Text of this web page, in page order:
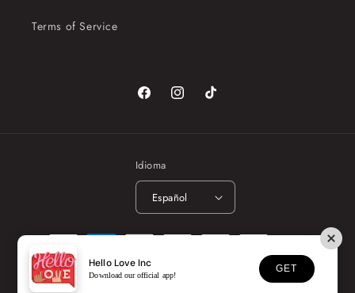
Terms of Service
FacebookInstagramTikTok
Idioma
Español
Formas
de
pago
Hello Love Inc
Download our official app!
GET